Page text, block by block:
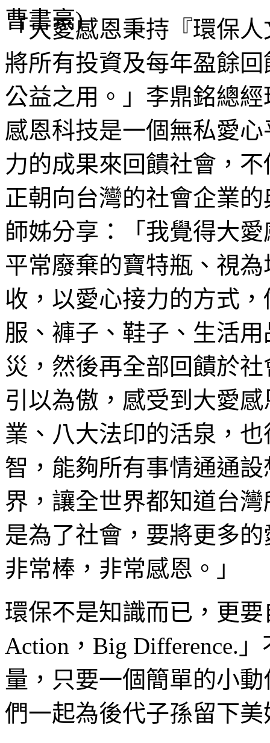
「大愛感恩秉持『環保
將所有投資及每年盈餘
公益之用。」李鼎銘總
感恩科技是一個無私愛
力的成果來回饋社會，
正朝向台灣的社會企業
師姊分享：「我覺得大
平常廢棄的寶特瓶、視
收，以愛心接力的方式
服、褲子、鞋子、生活
災，然後再全部回饋於
引以為傲，感受到大愛
業、八大法印的活泉，
智，能夠所有事情通通
界，讓全世界都知道台
是為了社會，要將更多
非常棒，非常感恩。」
環保不是知識而已，更
Action，Big Difference.
量，只要一個簡單的小
們一起為後代子孫留下